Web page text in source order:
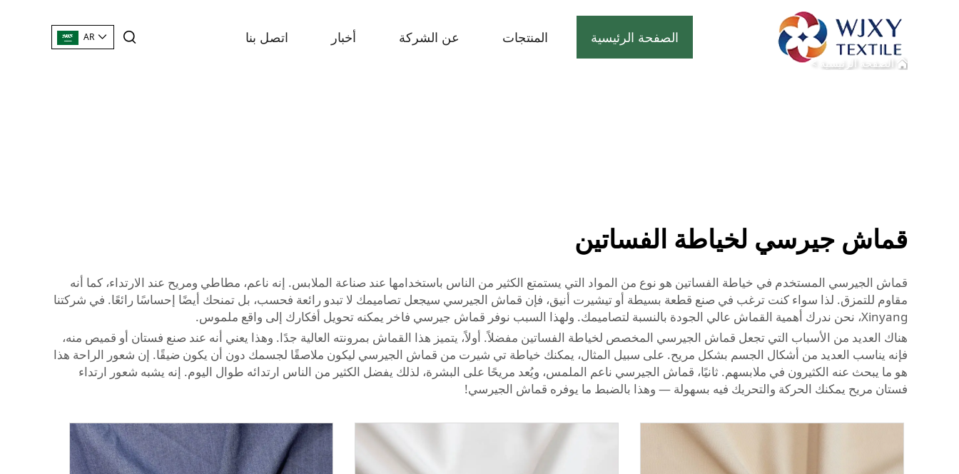
الصفحة الرئيسية المنتجات عن الشركة أخبار اتصل بنا AR
الصفحة الرئيسية >
قماش جيرسي لخياطة الفساتين
قماش الجيرسي المستخدم في خياطة الفساتين هو نوع من المواد التي يستمتع الكثير من الناس باستخدامها عند صناعة الملابس. إنه ناعم، مطاطي ومريح عند الارتداء، كما أنه
مقاوم للتمزق. لذا سواء كنت ترغب في صنع قطعة بسيطة أو تيشيرت أنيق، فإن قماش الجيرسي سيجعل تصاميمك لا تبدو رائعة فحسب، بل تمنحك أيضًا إحساسًا رائعًا. في شركتنا
Xinyang، نحن ندرك أهمية القماش عالي الجودة بالنسبة لتصاميمك. ولهذا السبب نوفر قماش جيرسي فاخر يمكنه تحويل أفكارك إلى واقع ملموس.
هناك العديد من الأسباب التي تجعل قماش الجيرسي المخصص لخياطة الفساتين مفضلاً. أولاً، يتميز هذا القماش بمرونته العالية جدًا. وهذا يعني أنه عند صنع فستان أو قميص منه،
فإنه يناسب العديد من أشكال الجسم بشكل مريح. على سبيل المثال، يمكنك خياطة تي شيرت من قماش الجيرسي ليكون ملاصقًا لجسمك دون أن يكون ضيقًا. إن شعور الراحة هذا
هو ما يبحث عنه الكثيرون في ملابسهم. ثانيًا، قماش الجيرسي ناعم الملمس، ويُعد مريحًا على البشرة، لذلك يفضل الكثير من الناس ارتدائه طوال اليوم. إنه يشبه شعور ارتداء
فستان مريح يمكنك الحركة والتحريك فيه بسهولة — وهذا بالضبط ما يوفره قماش الجيرسي!